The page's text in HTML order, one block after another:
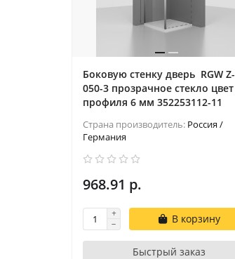
Боковую стенку дверь RGW Z-
050-3 прозрачное cтекло цвет
профиля 6 мм 352253112-11
Страна производитель: Россия /
Германия
968.91 р.
В корзину
Быстрый заказ